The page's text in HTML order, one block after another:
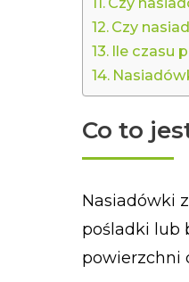
Czy
Ile czasu
Co to
Nasiadówki
pośladki lub
powierzchni